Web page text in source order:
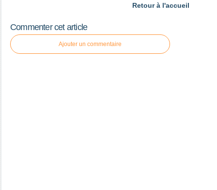
Retour à l'accueil
Commenter cet article
Ajouter un commentaire